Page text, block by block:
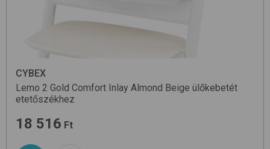
CYBEX
Lemo 2 Gold Comfort Inlay Almond Beige ülőkebetét
etetőszékhez
18 516 Ft